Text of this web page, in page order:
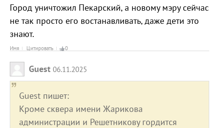
Город уничтожил Пекарский, а новому мэру сейчас
не так просто его востанавливать, даже дети это
знают.
Имя Цитировать 0
Guest 06.11.2025
Guest пишет:
Кроме сквера имени Жарикова
администрации и Решетникову гордится